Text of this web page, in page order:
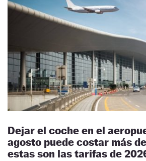
Dejar el coche en el
agosto puede costar más
estas son las tarifas de